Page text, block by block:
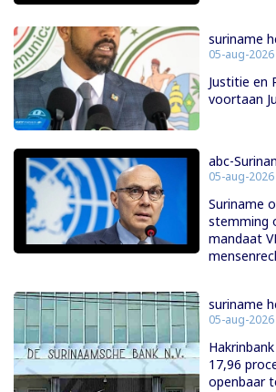
suriname
05-aug-
Justitie en
voortaan
abc-
05-aug-2026
Suriname
stemming
mandaat
suriname
05-aug-
17,96
openbaar